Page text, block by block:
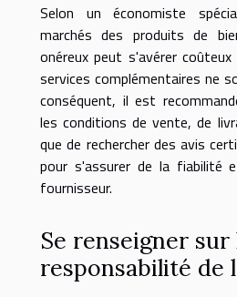
Selon un économiste
marchés des produits de
onéreux peut s'avérer
services complémentaires ne
conséquent, il est
les conditions de vente, de
que de rechercher des avis
pour s'assurer de la fiabilité
fournisseur.
Se renseigner
responsabilité de